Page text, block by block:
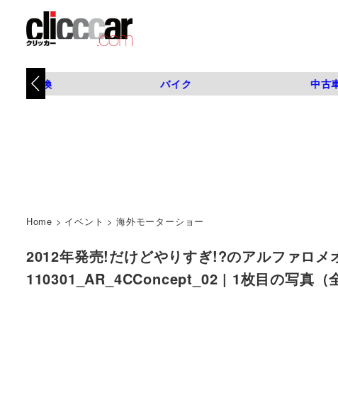
タイヤ交換 バイク 中古
Home > イベント >海外モーターショー
2012年発売!だけどやりすぎ!?のアルファロ
110301_AR_4CConcept_02 | 1枚目の写真（